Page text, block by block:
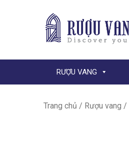
RƯỢU VANG
Trang chủ / Rượu vang /